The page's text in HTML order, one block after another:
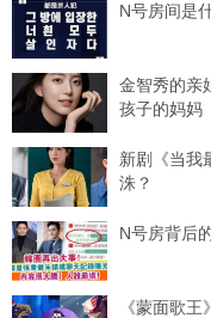
N号房间是
金智秀的亲
孩子的妈妈
新剧《当我
洙？
N号房背后
《蒙面歌